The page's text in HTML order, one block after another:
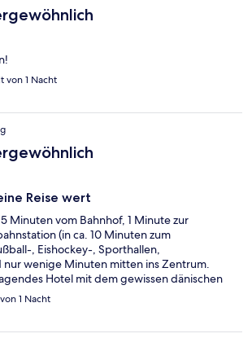
von 1 Nacht
Reise wert
Minuten vom Bahnhof, 1 Minute zur
(in ca. 10 Minuten zum
, Eishockey-, Sporthallen,
nur wenige Minuten mitten ins Zentrum.
Hotel mit dem gewissen dänischen
1 Nacht